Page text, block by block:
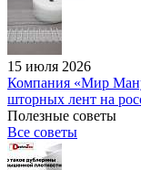
15 июля 2026
Компания «Мир
шторных лент на
Полезные советы
Все советы